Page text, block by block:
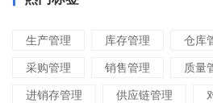
生产管理 库存管理 仓库
采购管理 销售管理 质量
进销存管理 供应链管理